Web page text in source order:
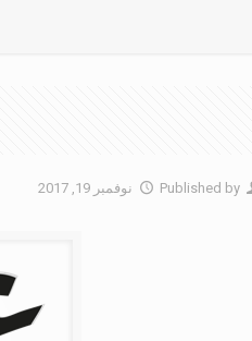
Published by نوفمبر 19, 2017